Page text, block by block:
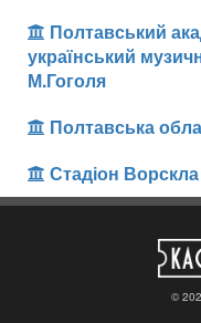
Полтавський
український
М.Гоголя
Полтавська
Стадіон Ворскла
©